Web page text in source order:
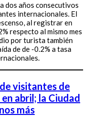
dos años consecutivos
internacionales. El
al registrar en
respecto al mismo mes
por turista también
de de -0.2% a tasa
visitantes de
abril; la Ciudad
más